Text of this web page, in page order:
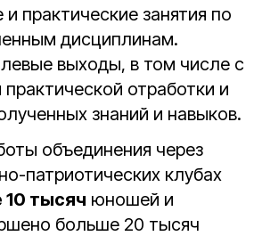
и практические занятия по
дисциплинам.
выходы, в том числе с
отработки и
знаний и навыков.
объединения через
патриотических клубах
10 тысяч юношей и
больше 20 тысяч